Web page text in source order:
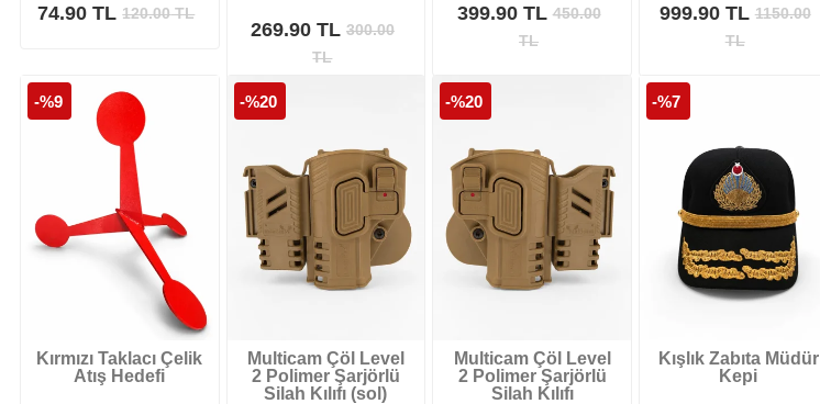
74.90 TL120.00TL
269.90 TL 300.00
TL
399.90 TL 450.00
TL
999.90 TL 1150.00
TL
-%9
Kırmızı Taklacı Çelik
Atış Hedefi
-%20
Multicam Çöl Level
2 Polimer Şarjörlü
Silah Kılıfı (sol)
-%20
Multicam Çöl Level
2 Polimer Şarjörlü
Silah Kılıfı
-%7
Kışlık Zabıta Müdür
Kepi